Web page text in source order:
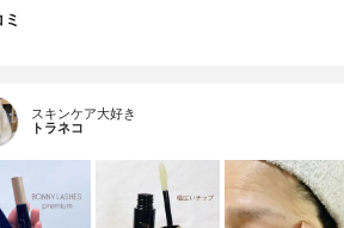
スキンケア大好き
トラネコ